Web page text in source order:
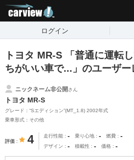
ログイン
トヨタ MR-S 「普通に運転
ちがいい車で...」のユーザー
ニックネーム非公開さん
トヨタ MR-S
グレード：“Sエディション”(MT_1.8) 2002年式
乗車形式：その他
評価 4 走行性能 - 乗り心地 - 燃費 -
デザイン - 積載性 - 価格 -